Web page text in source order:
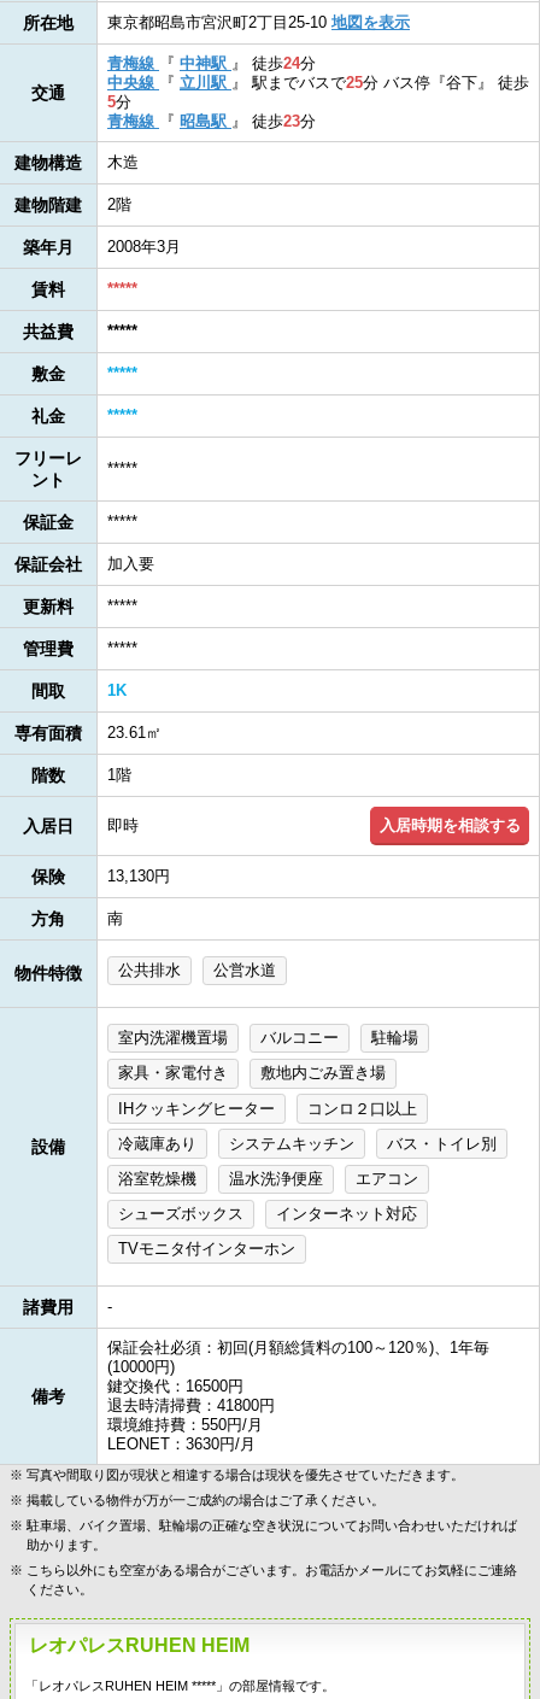
所在地 東京都昭島市宮沢町2丁目25-10 地図を表示
交通
青梅線 『 中神駅 』 徒歩24分
中央線
『 立川駅 』駅までバスで25分 バス停『谷下』 徒歩
5分
青梅線
『 昭島駅 』 徒歩23分
建物構造 木造
建物階建 2階
築年月 2008年3月
賃料 *****
共益費 *****
敷金 *****
礼金 *****
フリーレ
ント
*****
保証金 *****
保証会社 加入要
更新料 *****
管理費 *****
間取 1K
専有面積 23.61㎡
階数 1階
入居日 即時 入居時期を相談する
保険 13,130円
方角 南
物件特徴 公共排水 公営水道
設備
室内洗濯機置場 バルコニー
駐輪場
家具・家電付き
敷地内ごみ置き場
IHクッキングヒーター
コンロ２口以上
冷蔵庫あり
システムキッチン
バス・トイレ別
浴室乾燥機
温水洗浄便座
エアコン
シューズボックス
インターネット対応
TVモニタ付インターホン
諸費用 -
備考
保証会社必須：初回(月額総賃料の100～120％)、1年毎
(10000円)
鍵交換代：16500円
退去時清掃費：41800円
環境維持費：550円/月
LEONET：3630円/月
写真や間取り図が現状と相違する場合は現状を優先させていただきます。
掲載している物件が万が一ご成約の場合はご了承ください。
駐車場、バイク置場、駐輪場の正確な空き状況についてお問い合わせいただければ
助かります。
こちら以外にも空室がある場合がございます。お電話かメールにてお気軽にご連絡
ください。
レオパレスRUHEN HEIM
「レオパレスRUHEN HEIM *****」の部屋情報です。